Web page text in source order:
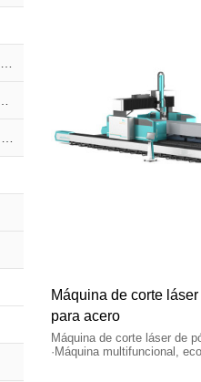
Máquina de corte
para acero
Máquina de corte láser de
·Máquina multifuncional,